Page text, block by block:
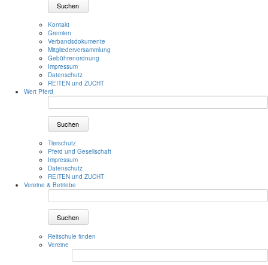
Suchen
Kontakt
Gremien
Verbandsdokumente
Mitgliederversammlung
Gebührenordnung
Impressum
Datenschutz
REITEN und ZUCHT
Wert Pferd
Suchen
Tierschutz
Pferd und Gesellschaft
Impressum
Datenschutz
REITEN und ZUCHT
Vereine & Betriebe
Suchen
Reitschule finden
Vereine